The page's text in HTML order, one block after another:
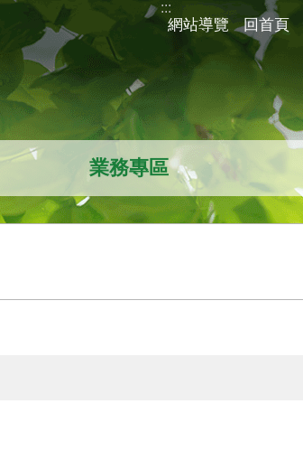
:::
網站導覽 回首頁
業務專區